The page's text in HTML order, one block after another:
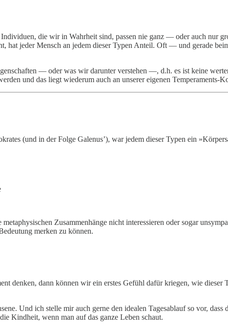
die wir in Wahrheit sind, passen nie ganz — oder auch nur
hat jeder Mensch an jedem dieser Typen Anteil. Oft — und gerade
— oder was wir darunter verstehen —, d.h. es ist keine
und das liegt wiederum auch an unserer eigenen Temperaments-
(und in der Folge Galenus’), war jedem dieser Typen ein
Zusammenhänge nicht interessieren oder sogar
merken zu können.
denken, dann können wir ein erstes Gefühl dafür kriegen, wie
Und ich stelle mir auch gerne den idealen Tagesablauf so vor,
Kindheit, wenn man auf das ganze Leben schaut.